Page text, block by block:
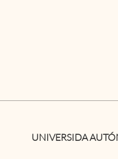
UNIVERSIDA